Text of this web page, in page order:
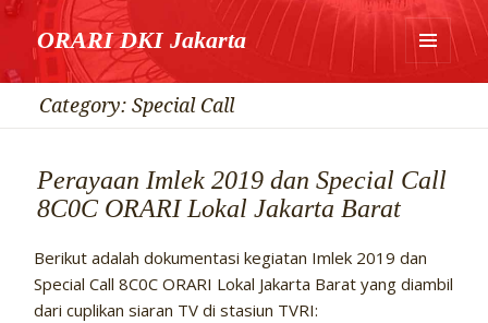
ORARI DKI Jakarta
MENU
WIDGET
Category: Special Call
Perayaan Imlek 2019 dan Special Call
8C0C ORARI Lokal Jakarta Barat
Berikut adalah dokumentasi kegiatan Imlek 2019 dan
Special Call 8C0C ORARI Lokal Jakarta Barat yang diambil
dari cuplikan siaran TV di stasiun TVRI: